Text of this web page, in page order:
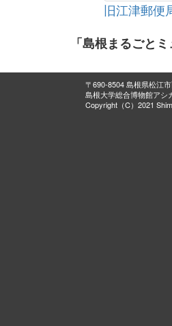
旧江津郵便
「島根まるごと
〒690-8504 島根県松江
島根大学総合博物館アシ
Copyright（C）2021